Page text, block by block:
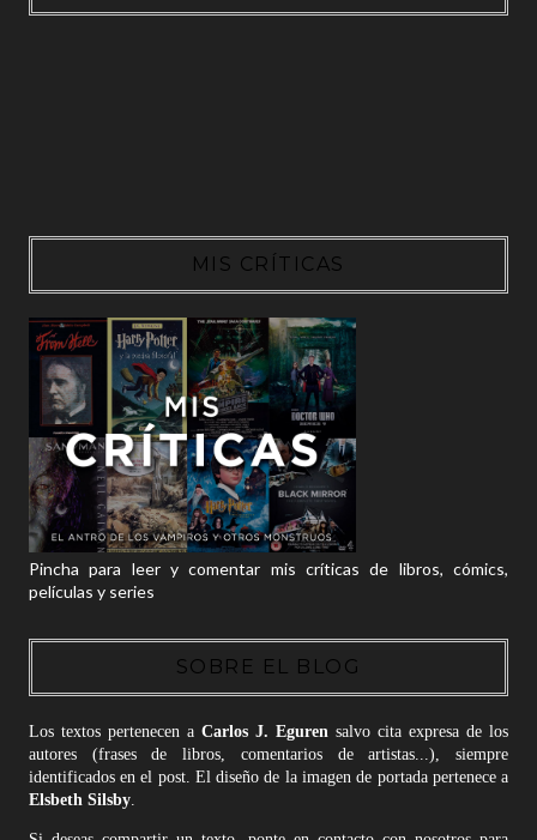
MIS CRÍTICAS
Pincha para leer y comentar mis críticas de libros, cómics,
películas y series
SOBRE EL BLOG
Los textos pertenecen a Carlos J. Egurensalvo cita expresa de los
autores (frases de libros, comentarios de artistas...), siempre
identificados en el post. El diseño de la imagen de portada pertenece a
Elsbeth Silsby.